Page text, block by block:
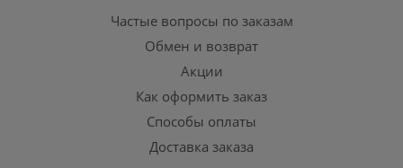
Частые вопросы по заказам
Обмен и возврат
Акции
Как оформить заказ
Способы оплаты
Доставка заказа